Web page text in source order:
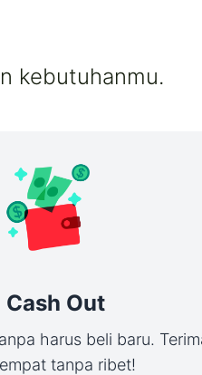
kebutuhanmu.
Cash Out
harus beli baru.
tanpa ribet!